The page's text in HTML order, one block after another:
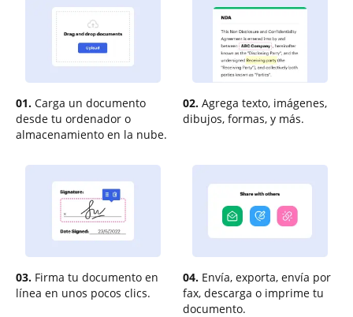
01. Carga un documento
desde tu ordenador o
almacenamiento en la nube.
02. Agrega texto, imágenes,
dibujos, formas, y más.
03. Firma tu documento en
línea en unos pocos clics.
04. Envía, exporta, envía por
fax, descarga o imprime tu
documento.